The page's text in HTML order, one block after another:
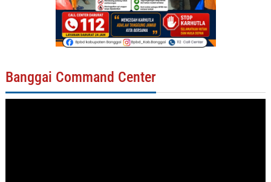
Banggai Command Center